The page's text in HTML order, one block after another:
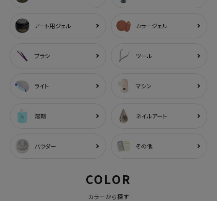
アート用ジェル カラージェル
ブラシ ツール
ライト マシン
溶剤 ネイルアート
パウダー その他
COLOR
カラーから探す